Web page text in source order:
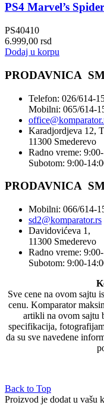
PS4 Marvel’s
PS40410
6.999,00 rsd
Dodaj u korpu
PRODAVNICA
Telefon: 026/614-
Mobilni: 065/614-
office@komparator
Karadjordjeva 12,
11300 Smederevo
Radno vreme:
Subotom: 9:00-
PRODAVNICA
Mobilni: 066/614-
sd2@komparator.rs
Davidovićeva 1,
11300 Smederevo
Radno vreme:
Subotom: 9:00-
Sve cene na ovom sajtu
cenu. Komparator
artikli na ovom sajtu
specifikacija,
da su sve navedene
Back to Top
Proizvod je dodat u vašu